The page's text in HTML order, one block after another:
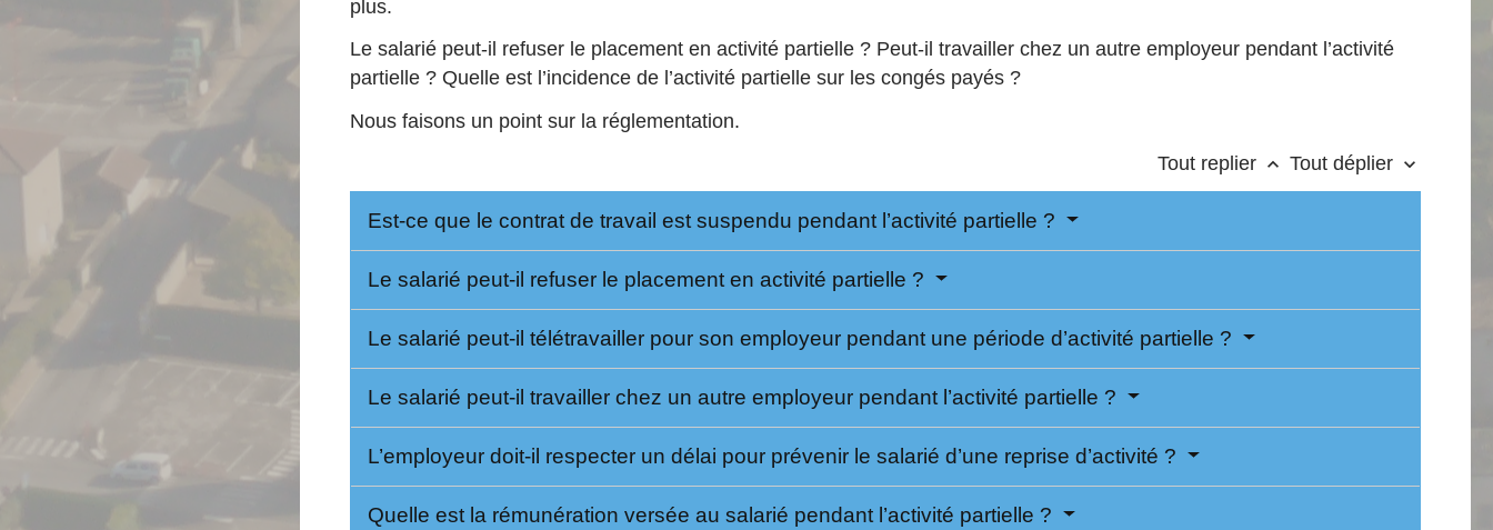
plus.
Le salarié peut-il refuser le placement en activité partielle ? Peut-il travailler chez un autre employeur pendant l’activité
partielle ? Quelle est l’incidence de l’activité partielle sur les congés payés ?
Nous faisons un point sur la réglementation.
Tout replier keyboard_arrow_up Tout déplier keyboard_arrow_down
Est-ce que le contrat de travail est suspendu pendant l’activité partielle ?
Le salarié peut-il refuser le placement en activité partielle ?
Le salarié peut-il télétravailler pour son employeur pendant une période d’activité partielle ?
Le salarié peut-il travailler chez un autre employeur pendant l’activité partielle ?
L’employeur doit-il respecter un délai pour prévenir le salarié d’une reprise d’activité ?
Quelle est la rémunération versée au salarié pendant l’activité partielle ?